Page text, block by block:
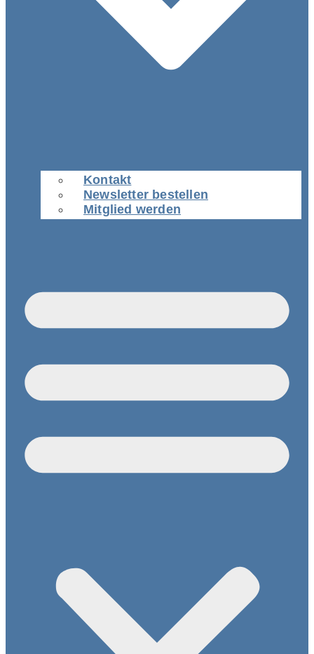
Kontakt
Newsletter bestellen
Mitglied werden